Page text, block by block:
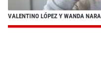
VALENTINO LÓPEZ Y WANDA NARA